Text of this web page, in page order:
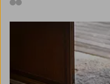
2 kleuren